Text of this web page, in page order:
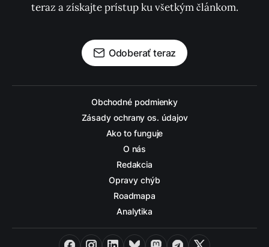
teraz a získajte prístup ku všetkým článkom.
Odoberať teraz
Obchodné podmienky
Zásady ochrany os. údajov
Ako to funguje
O nás
Redakcia
Opravy chýb
Roadmapa
Analytika